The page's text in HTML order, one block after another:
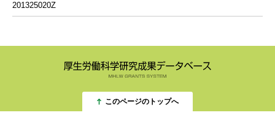
201325020Z
このページのトップへ